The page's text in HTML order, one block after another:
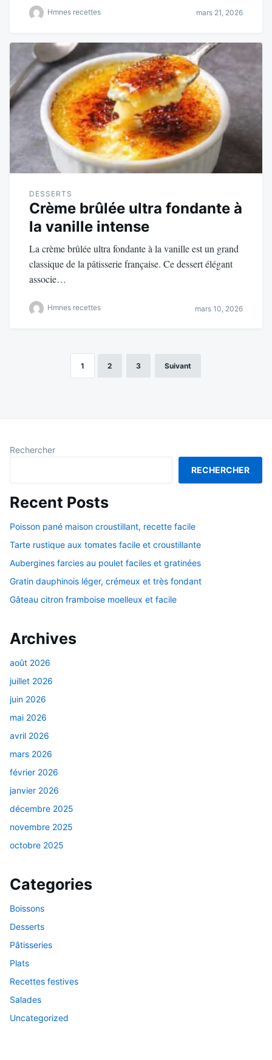
Hmnes recettes mars 21, 2026
DESSERTS
Crème brûlée ultra fondante à
la vanille intense
La crème brûlée ultra fondante à la vanille est un grand
classique de la pâtisserie française. Ce dessert élégant
associe…
Hmnes recettes mars 10, 2026
Pagination
1 2 3 Suivant
Rechercher
RECHERCHER
Recent Posts
Poisson pané maison croustillant, recette facile
Tarte rustique aux tomates facile et croustillante
Aubergines farcies au poulet faciles et gratinées
Gratin dauphinois léger, crémeux et très fondant
Gâteau citron framboise moelleux et facile
Archives
août 2026
juillet 2026
juin 2026
mai 2026
avril 2026
mars 2026
février 2026
janvier 2026
décembre 2025
novembre 2025
octobre 2025
Categories
Boissons
Desserts
Pâtisseries
Plats
Recettes festives
Salades
Uncategorized